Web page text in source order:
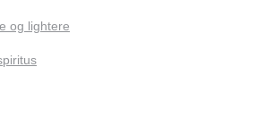
og lightere